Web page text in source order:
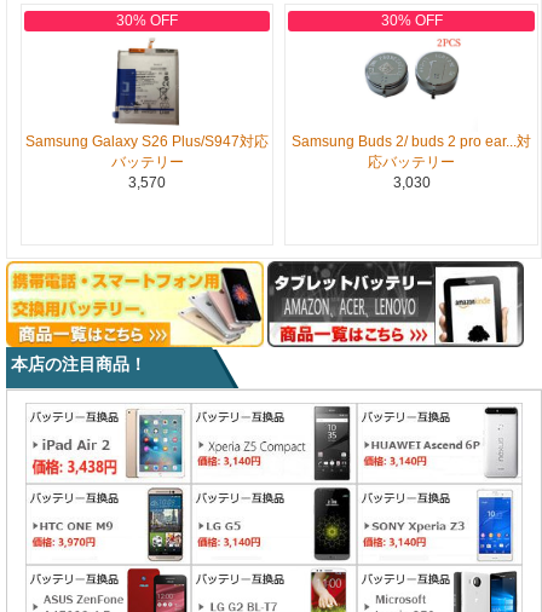
30% OFF
Samsung Galaxy S26 Plus/S947対応
バッテリー
3,570
30% OFF
Samsung Buds 2/ buds 2 pro ear...対
応バッテリー
3,030
本店の注目商品！